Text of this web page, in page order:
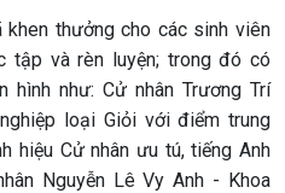
khen thưởng cho các sinh viên
tập và rèn luyện; trong đó có
hình như: Cử nhân Trương Trí
loại Giỏi với điểm trung
hiệu Cử nhân ưu tú, tiếng Anh
Nguyễn Lê Vy Anh - Khoa